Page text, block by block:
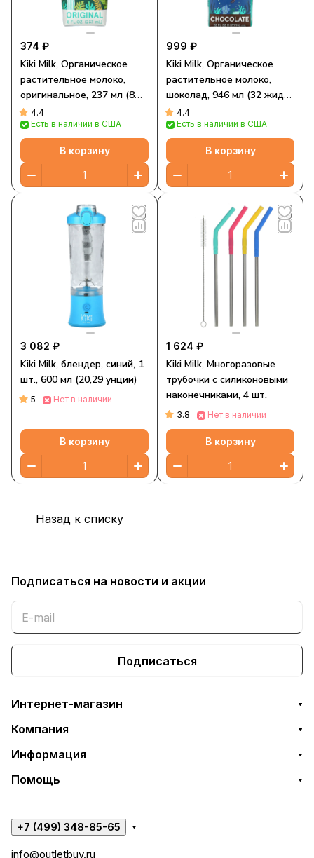
374 ₽
Kiki Milk, Органическое
растительное молоко,
оригинальное, 237 мл (8
жидк. Унций)
4.4
Есть в наличии в США
В корзину
999 ₽
Kiki Milk, Органическое
растительное молоко,
шоколад, 946 мл (32 жидк.
Унции)
4.4
Есть в наличии в США
В корзину
3 082 ₽
Kiki Milk, блендер, синий, 1
шт., 600 мл (20,29 унции)
5 Нет в наличии
В корзину
1 624 ₽
Kiki Milk, Многоразовые
трубочки с силиконовыми
наконечниками, 4 шт.
3.8 Нет в наличии
В корзину
Назад к списку
Подписаться на новости и акции
Подписаться
Интернет-магазин
Компания
Информация
Помощь
+7 (499) 348-85-65
info@outletbuy.ru